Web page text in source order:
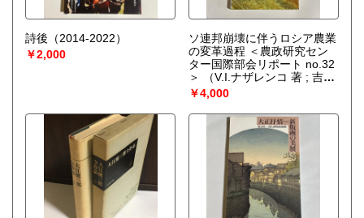
詩後（2014-2022）
￥2,000
ソ連邦崩壊に伴うロシア農業
の変革過程 ＜農政研究セン
ター国際部会リポート no.32
＞
（V.I.ナザレンコ 著 ; 吉原
平二郎 訳 ; 食料・農業政策研
究センター 編）
￥4,000